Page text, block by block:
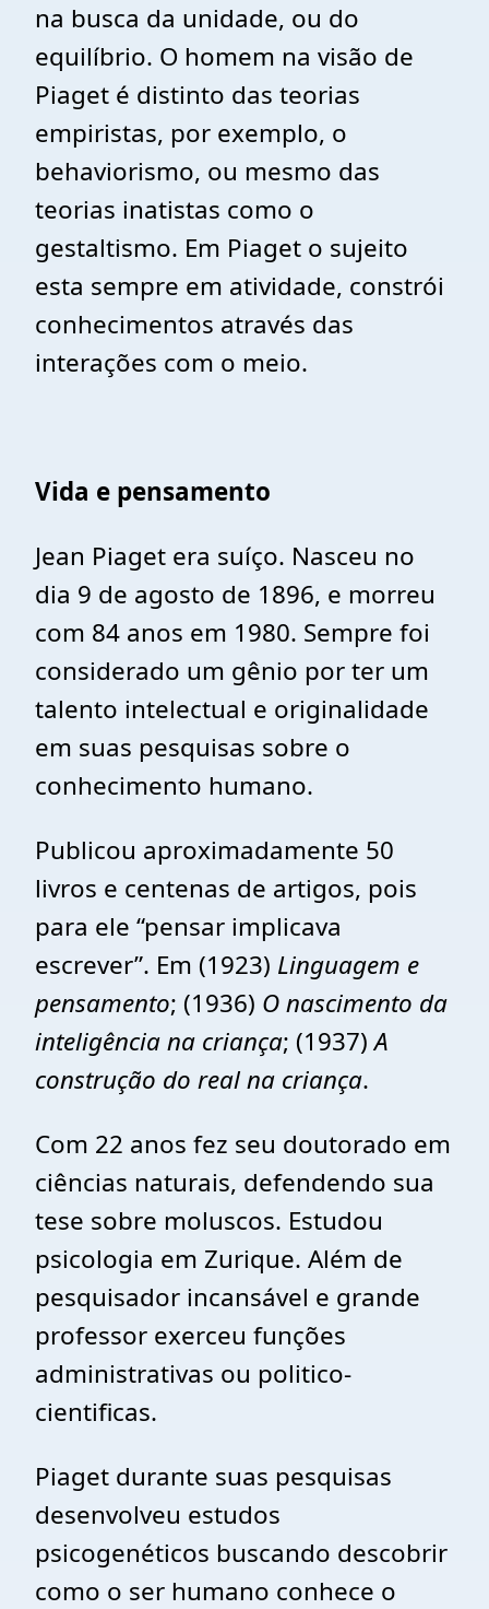
na busca da unidade, ou do
equilíbrio. O homem na visão de
Piaget é distinto das teorias
empiristas, por exemplo, o
behaviorismo, ou mesmo das
teorias inatistas como o
gestaltismo. Em Piaget o sujeito
esta sempre em atividade, constrói
conhecimentos através das
interações com o meio.
Vida e pensamento
Jean Piaget era suíço. Nasceu no
dia 9 de agosto de 1896, e morreu
com 84 anos em 1980. Sempre foi
considerado um gênio por ter um
talento intelectual e originalidade
em suas pesquisas sobre o
conhecimento humano.
Publicou aproximadamente 50
livros e centenas de artigos, pois
para ele “pensar implicava
escrever”. Em (1923) Linguagem e
pensamento; (1936) O nascimento da
inteligência na criança; (1937)A
construção do real na criança.
Com 22 anos fez seu doutorado em
ciências naturais, defendendo sua
tese sobre moluscos. Estudou
psicologia em Zurique. Além de
pesquisador incansável e grande
professor exerceu funções
administrativas ou politico-
cientificas.
Piaget durante suas pesquisas
desenvolveu estudos
psicogenéticos buscando descobrir
como o ser humano conhece o